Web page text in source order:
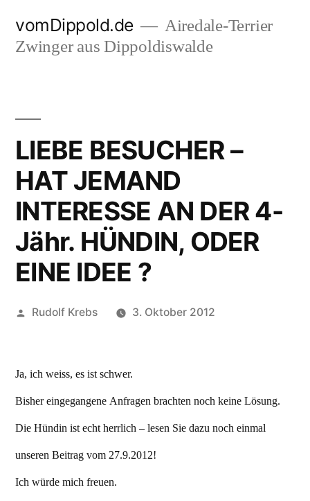
Inhalt
vomDippold.de
Airedale-Terrier
Zwinger aus Dippoldiswalde
LIEBE BESUCHER –
HAT JEMAND
INTERESSE AN DER 4-
Jähr. HÜNDIN, ODER
EINE IDEE ?
Veröffentlicht
Rudolf Krebs 3. Oktober 2012
Ja, ich weiss, es ist schwer.
Bisher eingegangene Anfragen brachten noch keine Lösung.
Die Hündin ist echt herrlich – lesen Sie dazu noch einmal
unseren Beitrag vom 27.9.2012!
Ich würde mich freuen.